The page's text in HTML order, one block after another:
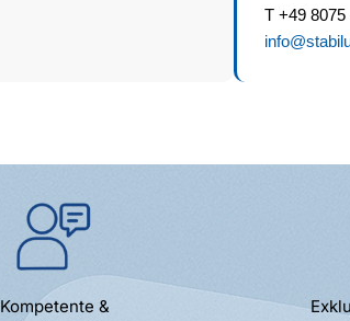
T +49 8075
Kompetente &